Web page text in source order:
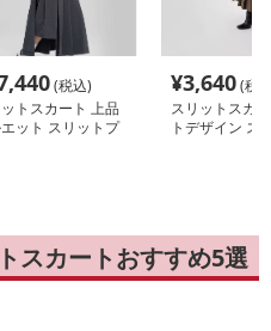
(税込)
トスカート 上品
ット スリットプ
¥3,640(税
スリットスカ
トデザイン ス
スカートおすすめ5選